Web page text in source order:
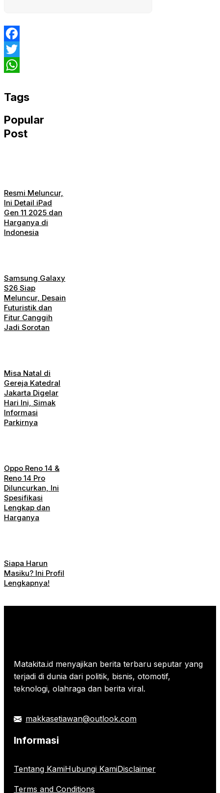
Facebook
Twitter
Tags
Popular
Post
Resmi Meluncur,
Ini Detail iPad
Gen 11 2025 dan
Harganya di
Indonesia
Samsung Galaxy
S26 Siap
Meluncur, Desain
Futuristik dan
Fitur Canggih
Jadi Sorotan
Misa Natal di
Gereja Katedral
Jakarta Digelar
Hari Ini, Simak
Informasi
Parkirnya
Oppo Reno 14 &
Reno 14 Pro
Diluncurkan, Ini
Spesifikasi
Lengkap dan
Harganya
Siapa Harun
Masiku? Ini Profil
Lengkapnya!
Matakita.id menyajikan berita terbaru seputar yang
terjadi di dunia dari politik, bisnis, otomotif,
teknologi, olahraga dan berita viral.
makkasetiawan@outlook.com
Informasi
Tentang KamiHubungi KamiDisclaimer
Terms and Conditions